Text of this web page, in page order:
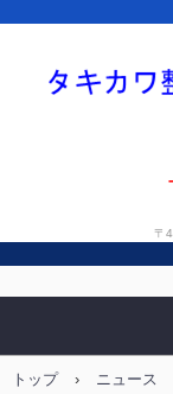
〒
トップ › ニュース